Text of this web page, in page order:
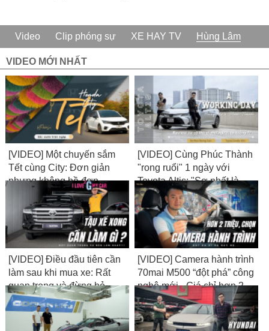
Video Clip phóng sự XE HAY TV Hùng Lâm
VIDEO MỚI NHẤT
[VIDEO] Một chuyến sắm
Tết cùng City: Đơn giản
nhưng không hề đơn
[VIDEO] Cùng Phúc Thành
"rong ruổi" 1 ngày với
Toyota Altis: "Sợ nhất là
làm cái xe...không có gì để
nói!"
[VIDEO] Điều đầu tiên cần
làm sau khi mua xe: Rất
quan trọng và đừng bỏ
qua...!
[VIDEO] Camera hành trình
70mai M500 “đột phá” công
nghệ mới - Giá chỉ hơn 2
triệu